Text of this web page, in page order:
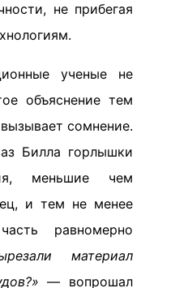
не прибегая
ученые не
объяснение тем
сомнение.
Билла горлышки
меньшие чем
и тем не менее
равномерно
материал
— вопрошал